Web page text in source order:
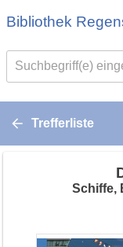
Bibliothek
Suchbegriff(e)
Trefferliste
Schiffe,